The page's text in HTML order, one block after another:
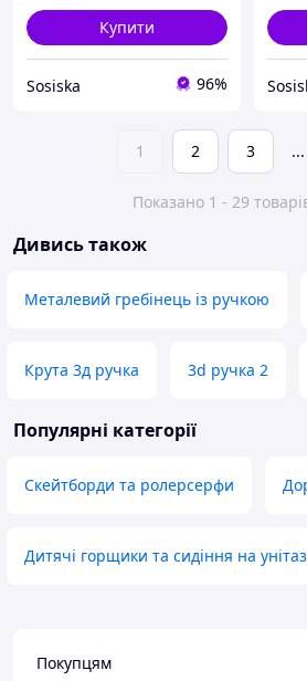
Купити
Sosiska 96%
1 2 3 ...
Показано 1 - 29
Дивись також
Металевий гребінець із ручкою
Крута 3д ручка 3d ручка 2
Популярні категорії
Скейтборди та ролерсерфи
Дитячі горщики та сидіння на унітаз
Покупцям